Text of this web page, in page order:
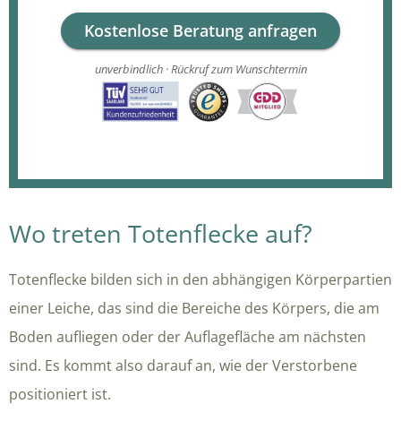
Kostenlose Beratung anfragen
unverbindlich · Rückruf zum Wunschtermin
Wo treten Totenflecke auf?
Totenflecke bilden sich in den abhängigen Körperpartien
einer Leiche, das sind die Bereiche des Körpers, die am
Boden aufliegen oder der Auflagefläche am nächsten
sind. Es kommt also darauf an, wie der Verstorbene
positioniert ist.